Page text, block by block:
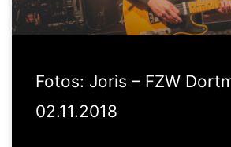
Fotos: Joris – FZW
02.11.2018